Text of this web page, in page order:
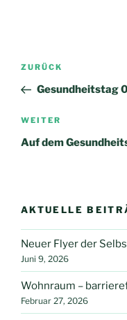
Beitrags-
Vorheriger
Beitrag
ZURÜCK
Gesundheitstag
Nächster
Beitrag
WEITER
Auf dem
AKTUELLE
Neuer Flyer der
Juni 9, 2026
Wohnraum –
Februar 27, 2026